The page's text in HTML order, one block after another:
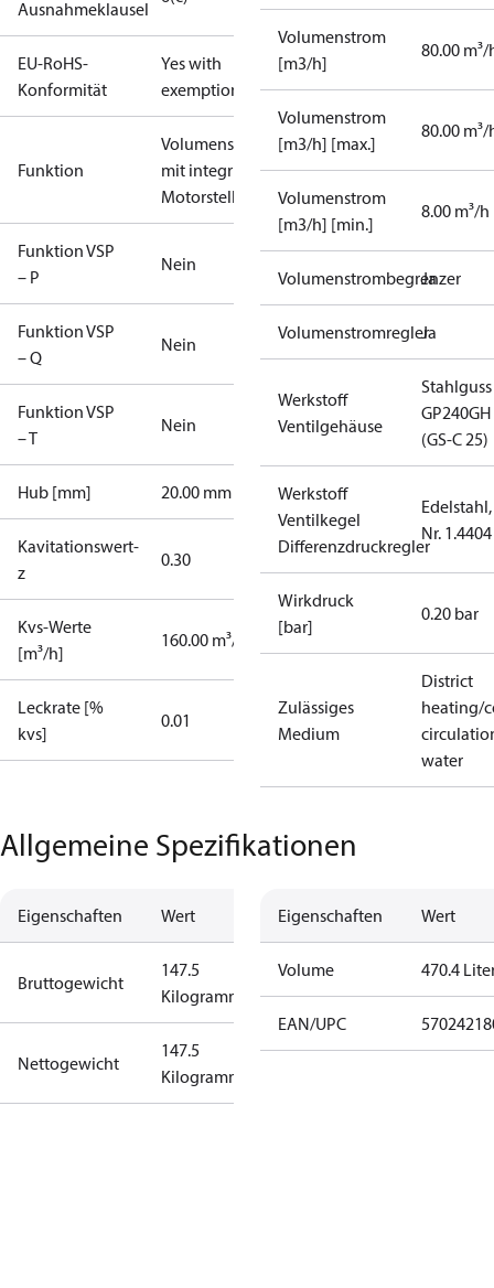
Ausnahmeklausel
EU-RoHS-
Konformität
Yes with
exemptions
Funktion
Volumenstromregler
mit integriertem
Motorstellventil
Funktion VSP
– P
Nein
Funktion VSP
– Q
Nein
Funktion VSP
– T
Nein
Hub [mm] 20.00 mm
Kavitationswert-
z
0.30
Kvs-Werte
[m³/h]
160.00 m³/h
Leckrate [%
kvs]
0.01
Volumenstrom
[m3/h]
80.00 m³/
Volumenstrom
[m3/h] [max.]
80.00 m³/
Volumenstrom
[m3/h] [min.]
8.00 m³/h
Volumenstrombegrenzer
Ja
VolumenstromreglerJa
Werkstoff
Ventilgehäuse
Stahlguss
GP240GH
(GS-C 25)
Werkstoff
Ventilkegel
Differenzdruckregler
Edelstahl,
Nr. 1.4404
Wirkdruck
[bar]
0.20 bar
Zulässiges
Medium
District
heating/
water
Allgemeine Spezifikationen
Eigenschaften Wert
Bruttogewicht
147.5
Kilogramm
Nettogewicht
147.5
Kilogramm
Eigenschaften Wert
Volume 470.4
EAN/UPC